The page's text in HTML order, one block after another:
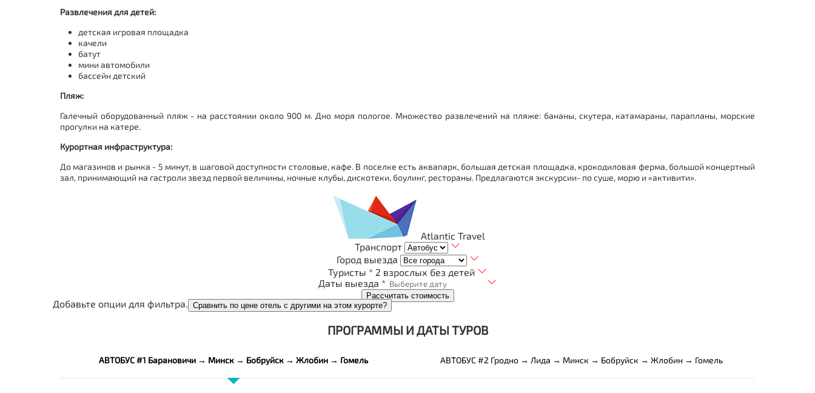
Развлечения для детей:
детская игровая площадка
качели
батут
мини автомобили
бассейн детский
Пляж:
Галечный оборудованный пляж - на расстоянии около 900 м. Дно моря пологое. Множество развлечений на пляже: бананы, скутера, катамараны, парапланы, морские
прогулки на катере.
Курортная инфраструктура:
До магазинов и рынка - 5 минут, в шаговой доступности столовые, кафе. В поселке есть аквапарк, большая детская площадка, крокодиловая ферма, большой концертный
зал, принимающий на гастроли звезд первой величины, ночные клубы, дискотеки, боулинг, рестораны. Предлагаются экскурсии- по суше, морю и «активити».
Atlantic Travel
Транспорт
Город выезда
Туристы * 2 взрослых без детей
Даты выезда *
Рассчитать стоимость
Добавьте опции для фильтра. Сравнить по цене отель с другими на этом курорте?
ПРОГРАММЫ И ДАТЫ ТУРОВ
АВТОБУС #1 Барановичи → Минск → Бобруйск → Жлобин → Гомель АВТОБУС #2 Гродно → Лида → Минск → Бобруйск → Жлобин → Гомель